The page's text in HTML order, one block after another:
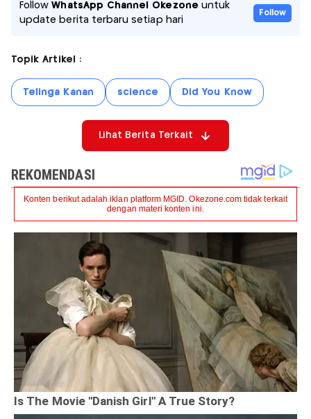
FollowWhatsApp Channel Okezone untuk
update berita terbaru setiap hari
Follow
Topik Artikel :
Telinga Kanan science Did You Know
Lihat Berita Terkait